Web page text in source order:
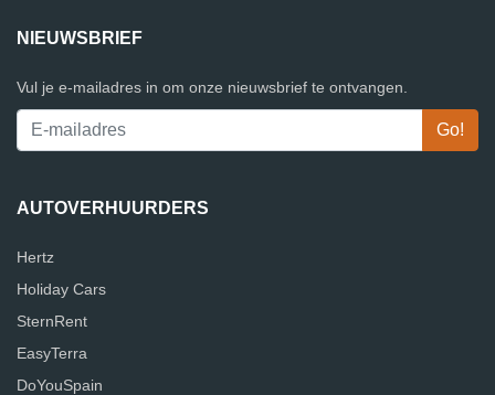
NIEUWSBRIEF
Vul je e-mailadres in om onze nieuwsbrief te ontvangen.
AUTOVERHUURDERS
Hertz
Holiday Cars
SternRent
EasyTerra
DoYouSpain